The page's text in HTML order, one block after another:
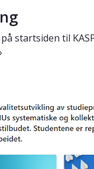
på startsiden til